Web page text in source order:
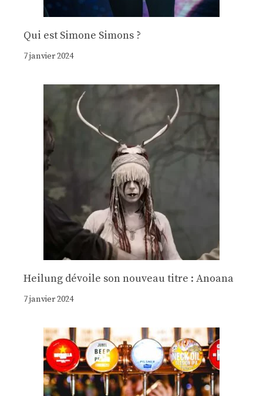
Qui est Simone Simons ?
7 janvier 2024
Heilung dévoile son nouveau titre : Anoana
7 janvier 2024